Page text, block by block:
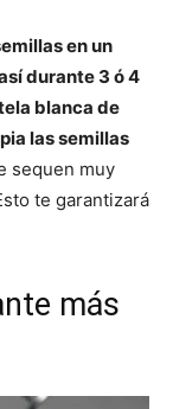
en un
durante 3 ó 4
blanca de
las semillas
sequen muy
te garantizará
más